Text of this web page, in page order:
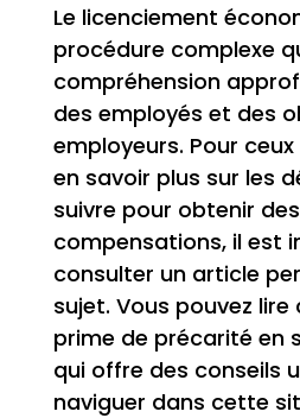
Le licenciement
procédure complexe
compréhension
des employés et des
employeurs. Pour
en savoir plus sur les
suivre pour obtenir des
compensations, il est
consulter un article
sujet. Vous pouvez
prime de précarité en
qui offre des conseils
naviguer dans cette